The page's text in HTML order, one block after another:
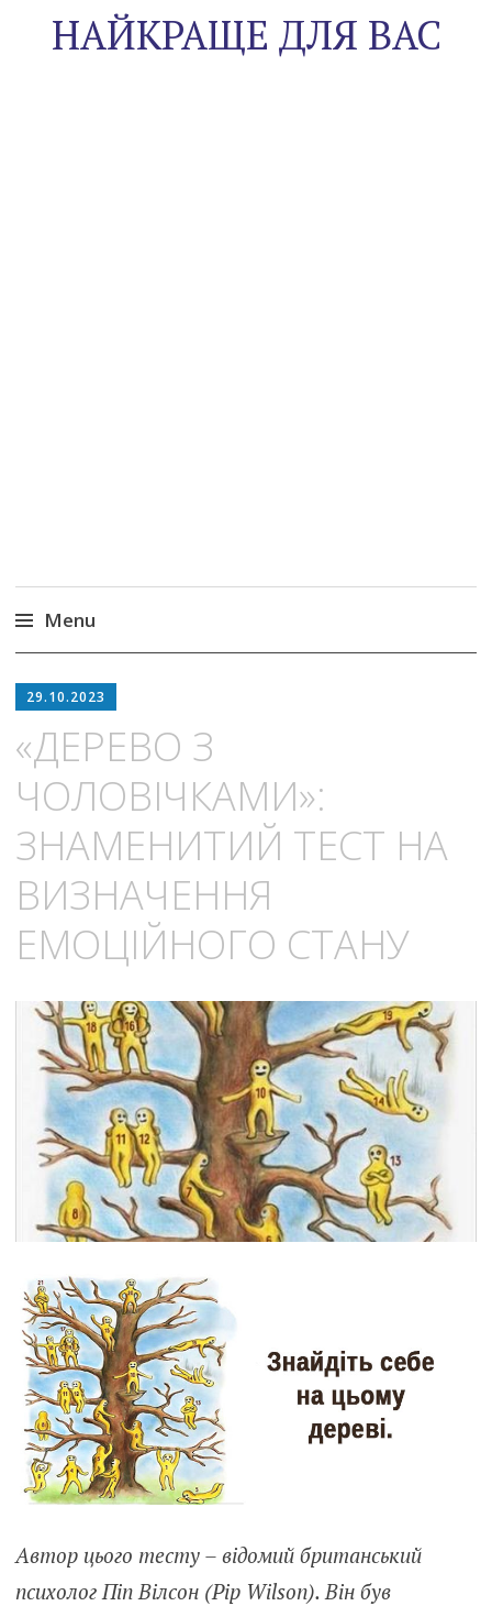
НАЙКРАЩЕ ДЛЯ ВАС
Menu
to
29.10.2023
«ДЕРЕВО З
ЧОЛОВІЧКАМИ»:
ЗНАМЕНИТИЙ ТЕСТ НА
ВИЗНАЧЕННЯ
ЕМОЦІЙНОГО СТАНУ
Автор цього тесту – відомий британський
психолог Піп Вілсон (Pip Wilson). Він був